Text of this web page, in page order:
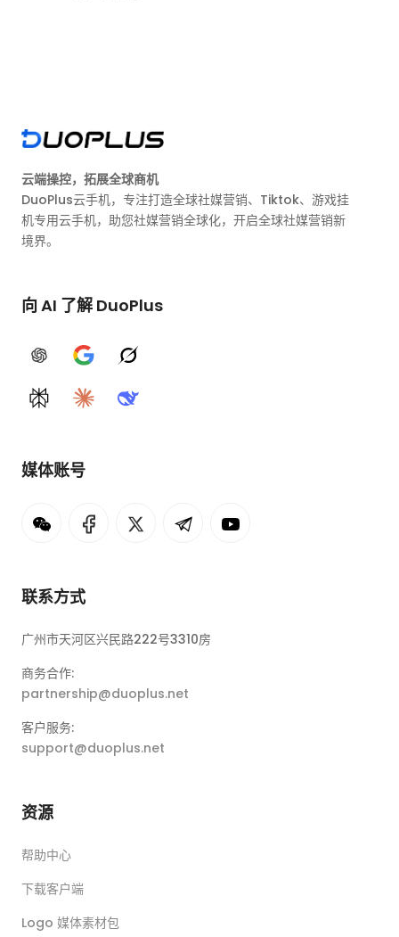
云端操控，拓展全球商机
DuoPlus云手机，专注打造全球社媒营销、Tiktok、游戏挂
机专用云手机，助您社媒营销全球化，开启全球社媒营销新
境界。
向 AI 了解 DuoPlus
ChatGPTGoogle AIGrok
PerplexityClaudeDeepSeek
媒体账号
联系方式
广州市天河区兴民路222号3310房
商务合作:
partnership@duoplus.net
客户服务:
support@duoplus.net
资源
帮助中心
下载客户端
Logo 媒体素材包